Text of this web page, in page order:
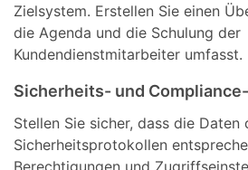
Zielsystem. Erstellen Sie einen
die Agenda und die Schulung der
Kundendienstmitarbeiter umfasst.
Sicherheits- und
Stellen Sie sicher, dass die Daten
Sicherheitsprotokollen